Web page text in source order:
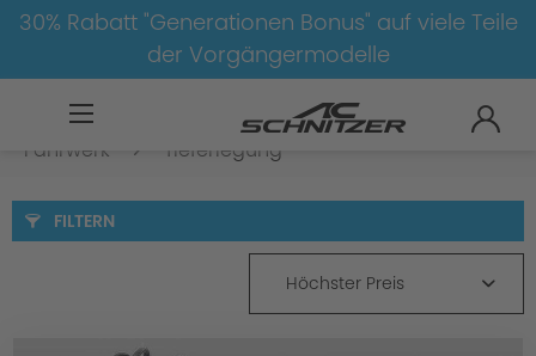
30% Rabatt "Generationen Bonus" auf viele Teile
der Vorgängermodelle
5er-G30/G31-LCI
Fahrwerk
Tieferlegung
FILTERN
Höchster Preis